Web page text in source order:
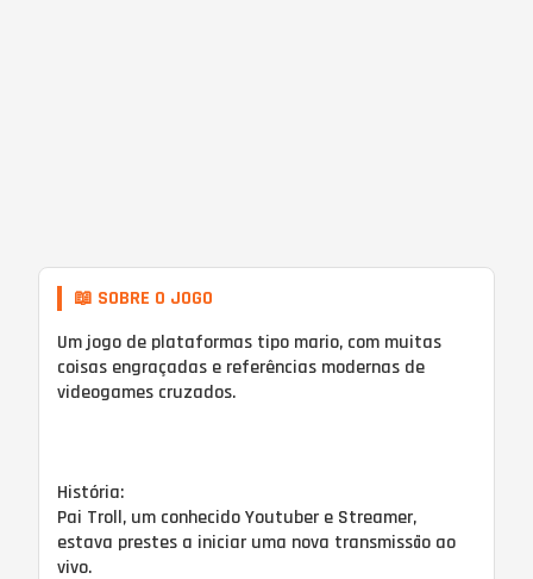
📖 SOBRE O JOGO
Um jogo de plataformas tipo mario, com muitas
coisas engraçadas e referências modernas de
videogames cruzados.
História:
Pai Troll, um conhecido Youtuber e Streamer,
estava prestes a iniciar uma nova transmissão ao
vivo.